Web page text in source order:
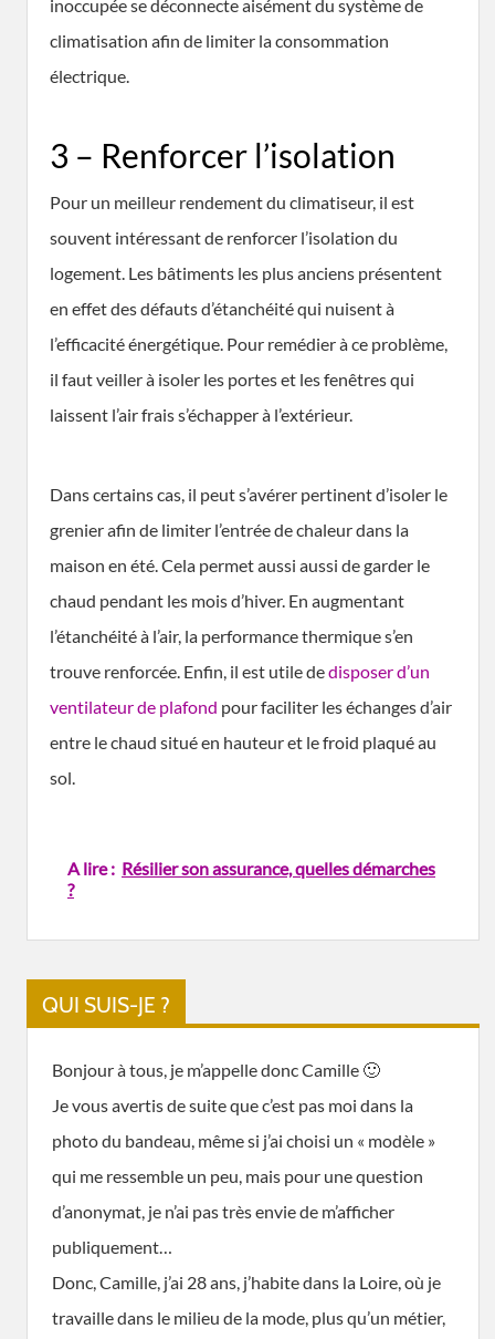
inoccupée se déconnecte aisément du système de
climatisation afin de limiter la consommation
électrique.
3 – Renforcer l’isolation
Pour un meilleur rendement du climatiseur, il est
souvent intéressant de renforcer l’isolation du
logement. Les bâtiments les plus anciens présentent
en effet des défauts d’étanchéité qui nuisent à
l’efficacité énergétique. Pour remédier à ce problème,
il faut veiller à isoler les portes et les fenêtres qui
laissent l’air frais s’échapper à l’extérieur.
Dans certains cas, il peut s’avérer pertinent d’isoler le
grenier afin de limiter l’entrée de chaleur dans la
maison en été. Cela permet aussi aussi de garder le
chaud pendant les mois d’hiver. En augmentant
l’étanchéité à l’air, la performance thermique s’en
trouve renforcée. Enfin, il est utile dedisposer d’un
ventilateur de plafond pour faciliter les échanges d’air
entre le chaud situé en hauteur et le froid plaqué au
sol.
A lire : Résilier son assurance, quelles démarches
?
QUI SUIS-JE ?
Bonjour à tous, je m’appelle donc Camille 🙂
Je vous avertis de suite que c’est pas moi dans la
photo du bandeau, même si j’ai choisi un « modèle »
qui me ressemble un peu, mais pour une question
d’anonymat, je n’ai pas très envie de m’afficher
publiquement…
Donc, Camille, j’ai 28 ans, j’habite dans la Loire, où je
travaille dans le milieu de la mode, plus qu’un métier,